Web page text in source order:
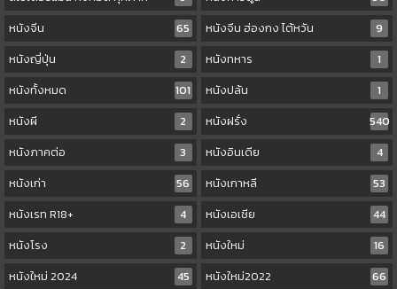
หนังจีน
65 หนังจีน ฮ่องกง ไต้หวัน
9
หนังญี่ปุ่น
2 หนังทหาร
1
หนังทั้งหมด
101 หนังปล้น
1
หนังผี
2 หนังฝรั่ง
540
หนังภาคต่อ
3 หนังอินเดีย
4
หนังเก่า
56 หนังเกาหลี
53
หนังเรท R18+
4 หนังเอเชีย
44
หนังโรง
2 หนังใหม่
16
หนังใหม่ 2024
45 หนังใหม่2022
66